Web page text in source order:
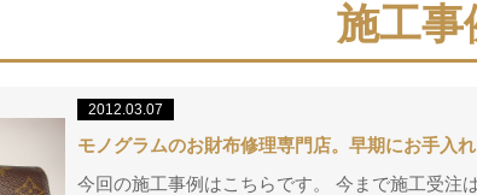
施工事
2012.03.07
モノグラムのお財布修理専門店。早期にお手入
今回の施工事例はこちらです。 今まで施工受注